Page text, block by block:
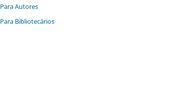
Para Autores
Para Bibliotecários